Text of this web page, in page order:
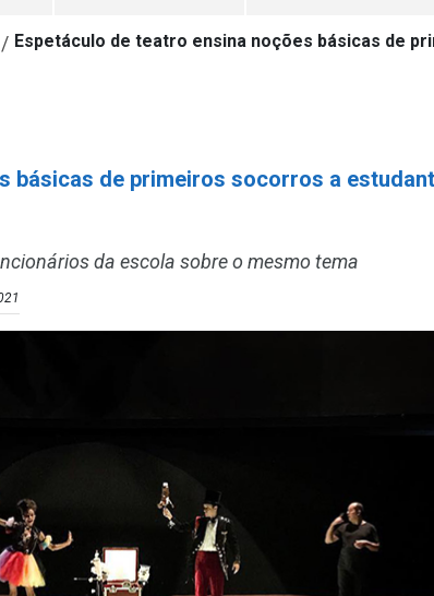
/ Espetáculo de teatro ensina noções básicas de
básicas de primeiros socorros a
da escola sobre o mesmo tema